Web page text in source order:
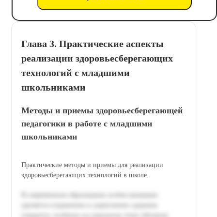
Глава 3. Практические аспекты
реализации здоровьесберегающих
технологий с младшими
школьниками
Методы и приемы здоровьесберегающей
педагогики в работе с младшими
школьниками
Практические методы и приемы для реализации
здоровьесберегающих технологий в школе.